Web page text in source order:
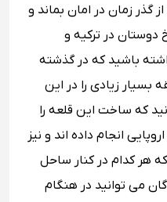
گذر زمان در امان بماند و
دوستان در ترکیه و
باشید که در گذشته
زیادی را در این
که ساخت این قلعه را
انجام داده اند و نیز
مهم است که هر کدام در کنار ساحل
می توانید در هنگام